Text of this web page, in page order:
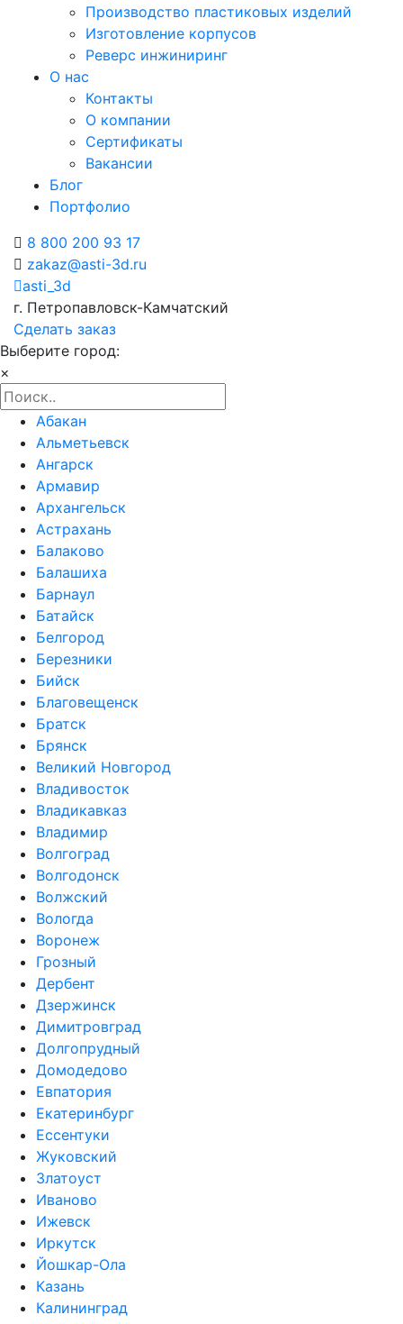
Производство пластиковых изделий
Изготовление корпусов
Реверс инжиниринг
О нас
Контакты
О компании
Сертификаты
Вакансии
Блог
Портфолио
8 800 200 93 17
zakaz@asti-3d.ru
asti_3d
г. Петропавловск-Камчатский
Сделать заказ
Выберите город:
×
Абакан
Альметьевск
Ангарск
Армавир
Архангельск
Астрахань
Балаково
Балашиха
Барнаул
Батайск
Белгород
Березники
Бийск
Благовещенск
Братск
Брянск
Великий Новгород
Владивосток
Владикавказ
Владимир
Волгоград
Волгодонск
Волжский
Вологда
Воронеж
Грозный
Дербент
Дзержинск
Димитровград
Долгопрудный
Домодедово
Евпатория
Екатеринбург
Ессентуки
Жуковский
Златоуст
Иваново
Ижевск
Иркутск
Йошкар-Ола
Казань
Калининград